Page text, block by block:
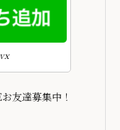
友達募集中！